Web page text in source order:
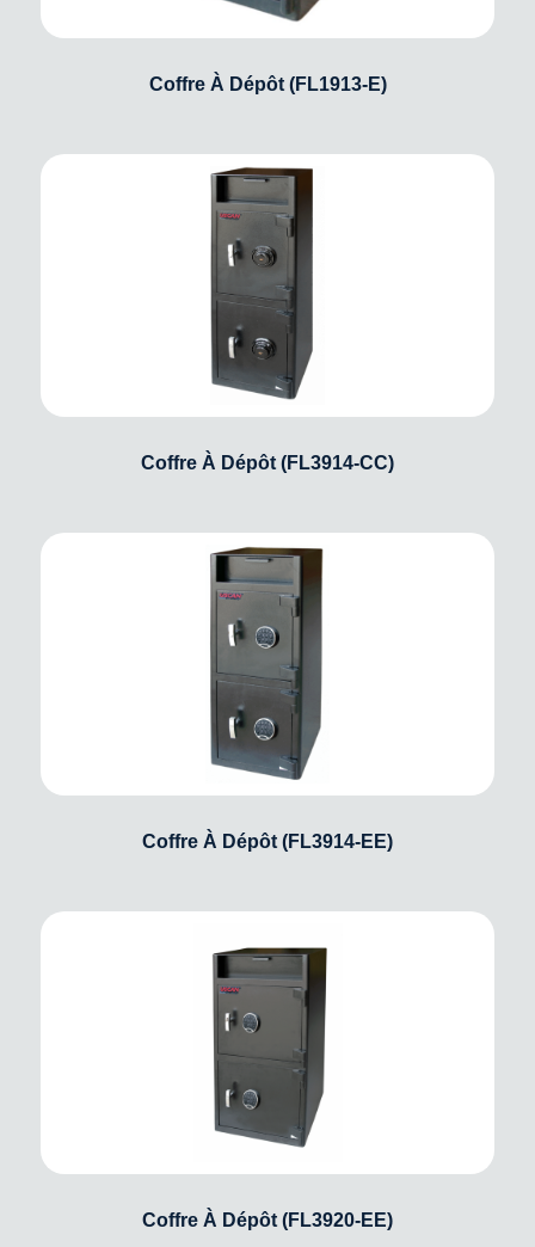
Coffre À Dépôt (FL1913-E)
Coffre À Dépôt (FL3914-CC)
Coffre À Dépôt (FL3914-EE)
Coffre À Dépôt (FL3920-EE)